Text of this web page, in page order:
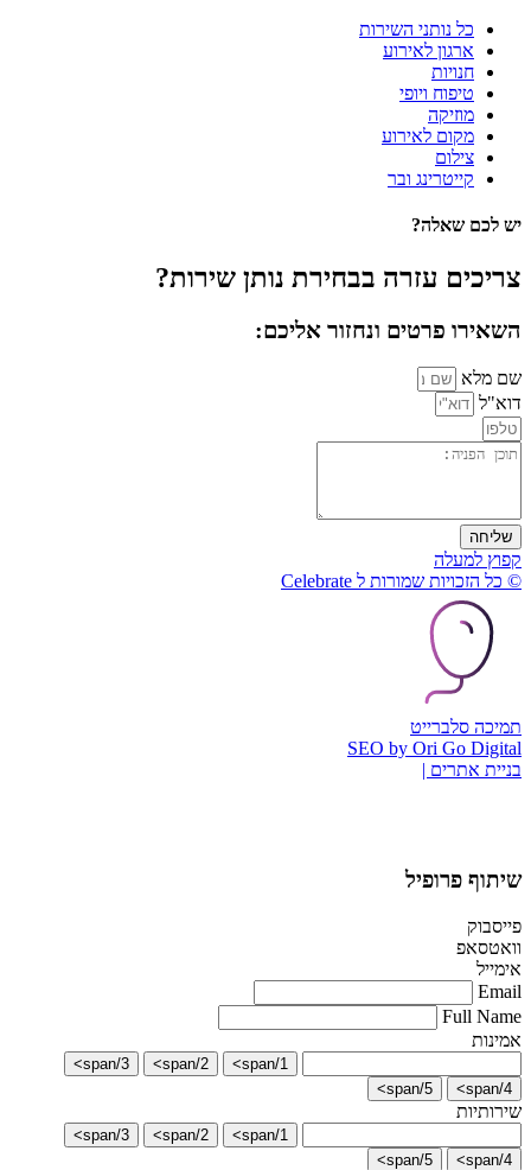
כל נותני השירות
ארגון לאירוע
חנויות
טיפוח ויופי
מוזיקה
מקום לאירוע
צילום
קייטרינג ובר
יש לכם שאלה?
צריכים עזרה בבחירת נותן שירות?
השאירו פרטים ונחזור אליכם:
שם מלא
דוא"ל
שליחה
קפוץ למעלה
© כל הזכויות שמורות ל Celebrate
תמיכה סלברייט
SEO by Ori Go Digital
בניית אתרים |
שיתוף פרופיל
פייסבוק
וואטסאפ
אימייל
Email
Full Name
אמינות
1/span>
2/span>
3/span>
4/span>
5/span>
שירותיות
1/span>
2/span>
3/span>
4/span>
5/span>